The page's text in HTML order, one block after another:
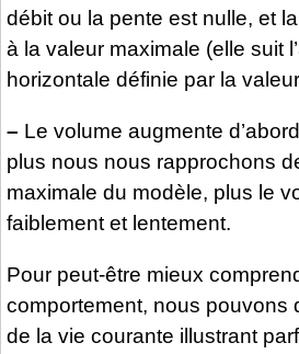
débit ou la pente est nulle, et
à la valeur maximale (elle suit
horizontale définie par la
– Le volume augmente
plus nous nous rapprochons
maximale du modèle, plus le
faiblement et lentement.
Pour peut-être mieux
comportement, nous pouvons
de la vie courante illustrant